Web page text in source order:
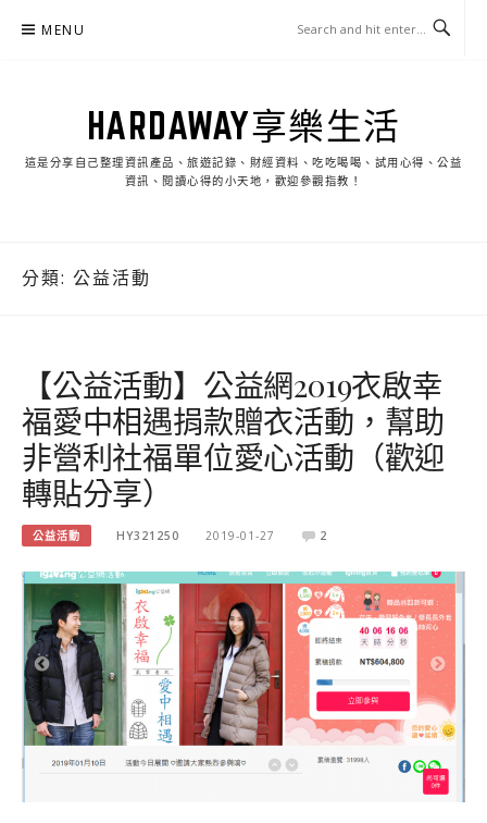
MENU
HARDAWAY享樂生活
這是分享自己整理資訊產品、旅遊記錄、財經資料、吃吃喝喝、試用心得、公益
資訊、閱讀心得的小天地，歡迎參觀指教！
分類: 公益活動
【公益活動】公益網2019衣啟幸
福愛中相遇捐款贈衣活動，幫助
非營利社福單位愛心活動（歡迎
轉貼分享）
公益活動 HY321250 2019-01-27 2